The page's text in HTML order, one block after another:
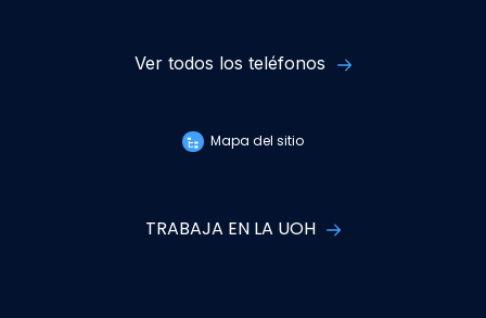
Ver todos los teléfonos
Mapa del sitio
TRABAJA EN LA UOH